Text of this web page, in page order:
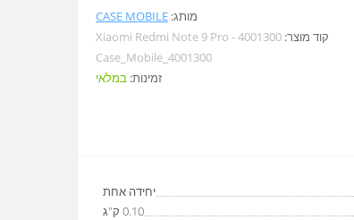
מותג: CASE MOBILE
קוד מוצר: Xiaomi Redmi Note 9 Pro - 4001300
Case_Mobile_4001300
זמינות: במלאי
יחידה אחת
0.10 ק"ג